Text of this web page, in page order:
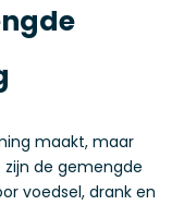
maakt, maar
de gemengde
voedsel, drank en